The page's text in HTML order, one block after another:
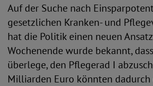
Auf der Suche nach
gesetzlichen Kranken- und
hat die Politik einen neuen
Wochenende wurde bekannt,
überlege, den Pflegerad I
Milliarden Euro könnten